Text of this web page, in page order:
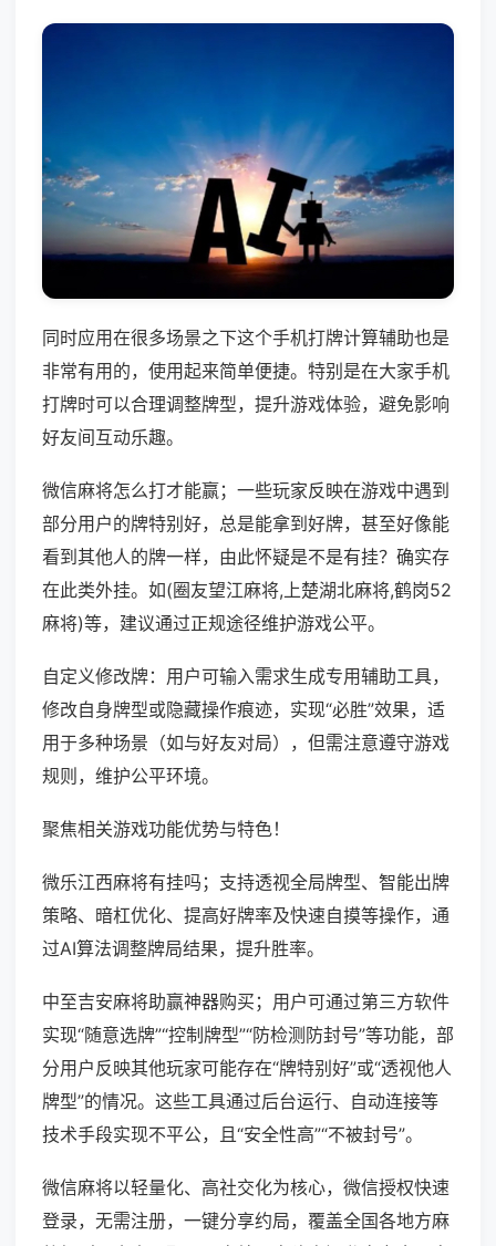
同时应用在很多场景之下这个手机打牌计算辅助也是
非常有用的，使用起来简单便捷。特别是在大家手机
打牌时可以合理调整牌型，提升游戏体验，避免影响
好友间互动乐趣。
微信麻将怎么打才能赢；一些玩家反映在游戏中遇到
部分用户的牌特别好，总是能拿到好牌，甚至好像能
看到其他人的牌一样，由此怀疑是不是有挂？确实存
在此类外挂。如(圈友望江麻将,上楚湖北麻将,鹤岗52
麻将)等，建议通过正规途径维护游戏公平。
自定义修改牌：用户可输入需求生成专用辅助工具，
修改自身牌型或隐藏操作痕迹，实现“必胜”效果，适
用于多种场景（如与好友对局），但需注意遵守游戏
规则，维护公平环境。
聚焦相关游戏功能优势与特色！
微乐江西麻将有挂吗；支持透视全局牌型、智能出牌
策略、暗杠优化、提高好牌率及快速自摸等操作，通
过AI算法调整牌局结果，提升胜率。
中至吉安麻将助赢神器购买；用户可通过第三方软件
实现“随意选牌”“控制牌型”“防检测防封号”等功能，部
分用户反映其他玩家可能存在“牌特别好”或“透视他人
牌型”的情况。这些工具通过后台运行、自动连接等
技术手段实现不平公，且“安全性高”“不被封号”。
微信麻将以轻量化、高社交化为核心，微信授权快速
登录，无需注册，一键分享约局，覆盖全国各地方麻